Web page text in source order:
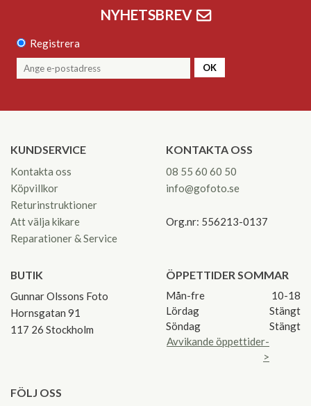
NYHETSBREV
Registrera
OK
KUNDSERVICE
Kontakta oss
Köpvillkor
Returinstruktioner
Att välja kikare
Reparationer & Service
KONTAKTA OSS
08 55 60 60 50
info@gofoto.se
Org.nr: 556213-0137
BUTIK
Gunnar Olssons Foto
Hornsgatan 91
117 26 Stockholm
ÖPPETTIDER SOMMAR
Mån-fre
10-18
Lördag
Stängt
Söndag
Stängt
Avvikande öppettider-
>
FÖLJ OSS